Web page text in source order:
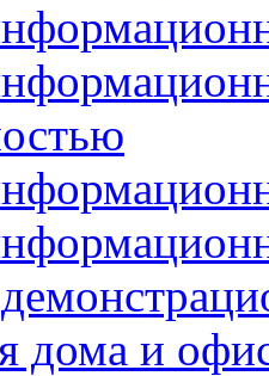
дома и